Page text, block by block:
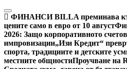
Skip
to
content
ФИНАНСИ BILLA преминава
цените само в евро от 10 август
2026: Защо корпоративното
импровизации„Изи Кредит“
спорта, традициите и детските
местните общностиПроучване на